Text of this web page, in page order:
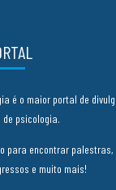
é o maior portal de
de psicologia.
para encontrar palestras,
e muito mais!